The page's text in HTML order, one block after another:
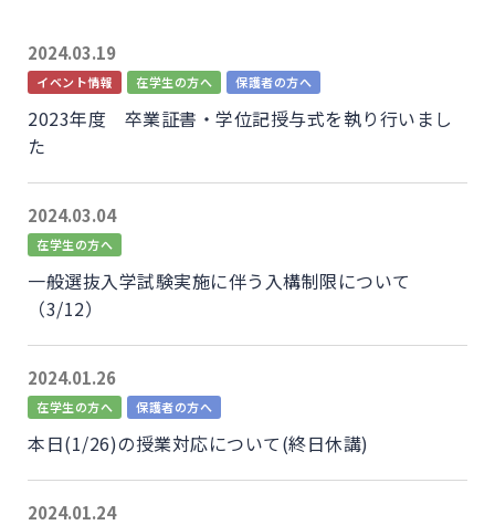
2024.03.19
イベント情報 在学生の方へ 保護者の方へ
2023年度 卒業証書・学位記授与式を執り行いまし
た
2024.03.04
在学生の方へ
一般選抜入学試験実施に伴う入構制限について
（3/12）
2024.01.26
在学生の方へ 保護者の方へ
本日(1/26)の授業対応について(終日休講)
2024.01.24